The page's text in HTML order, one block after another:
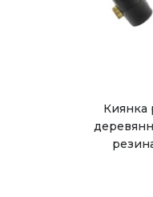
Киянка